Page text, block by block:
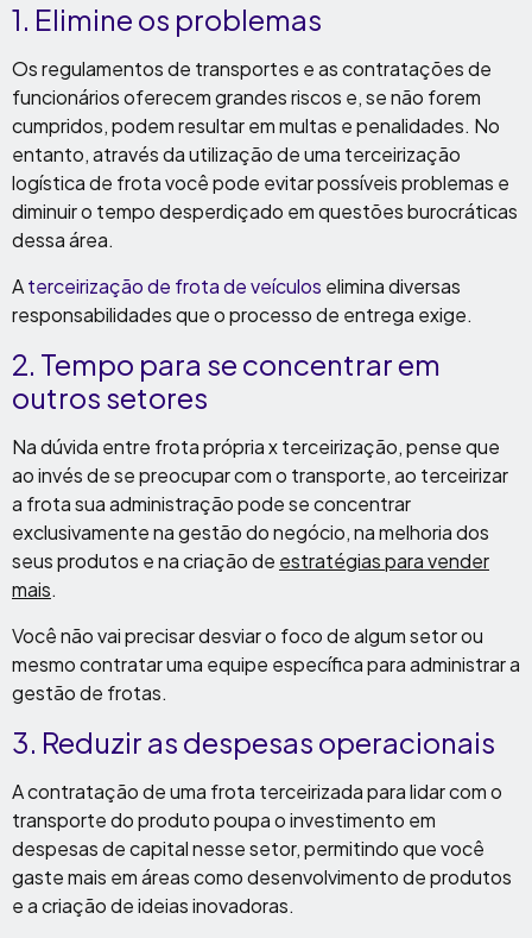
1. Elimine os problemas
Os regulamentos de transportes e as contratações de
funcionários oferecem grandes riscos e, se não forem
cumpridos, podem resultar em multas e penalidades. No
entanto, através da utilização de uma terceirização
logística de frota você pode evitar possíveis problemas e
diminuir o tempo desperdiçado em questões burocráticas
dessa área.
Aterceirização de frota de veículos elimina diversas
responsabilidades que o processo de entrega exige.
2. Tempo para se concentrar em
outros setores
Na dúvida entre frota própria x terceirização, pense que
ao invés de se preocupar com o transporte, ao terceirizar
a frota sua administração pode se concentrar
exclusivamente na gestão do negócio, na melhoria dos
seus produtos e na criação de estratégias para vender
mais.
Você não vai precisar desviar o foco de algum setor ou
mesmo contratar uma equipe específica para administrar a
gestão de frotas.
3. Reduzir as despesas operacionais
A contratação de uma frota terceirizada para lidar com o
transporte do produto poupa o investimento em
despesas de capital nesse setor, permitindo que você
gaste mais em áreas como desenvolvimento de produtos
e a criação de ideias inovadoras.